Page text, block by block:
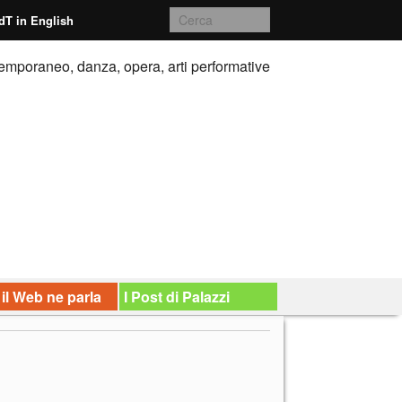
in English
danza, opera, arti performative
Web ne parla I Post di Palazzi